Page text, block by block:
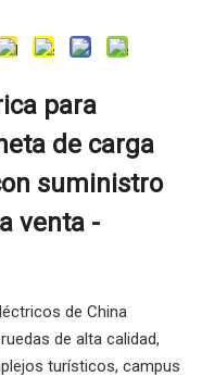
para
de carga
suministro
venta -
de China
de alta calidad,
turísticos, campus